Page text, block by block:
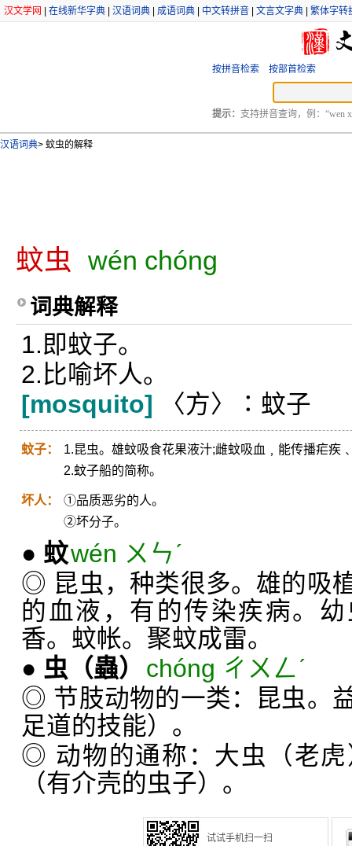
汉文学网 在线新华字典 汉语词典 成语词典 中文转拼音 文言文字典 繁体字转
按拼音检索 按部首检索
提示： 支持拼音查询，例：“wen
汉语词典> 蚊虫的解释
蚊虫 wén chóng
词典解释
1.即蚊子。
2.比喻坏人。
[mosquito] 〈方〉∶蚊子
蚊子：
1.昆虫。雄蚊吸食花果液汁;雌蚊吸血﹐能传播疟疾
2.蚊子船的简称。
坏人：
①品质恶劣的人。
②坏分子。
● 蚊wén ㄨㄣˊ
◎ 昆虫，种类很多。雄的吸
的血液，有的传染疾病。
香。蚊帐。聚蚊成雷。
● 虫 （蟲）
chóng ㄔㄨㄥˊ
◎ 节肢动物的一类：昆虫。
足道的技能）。
◎ 动物的通称：大虫（老
（有介壳的虫子）。
试试手机扫一扫